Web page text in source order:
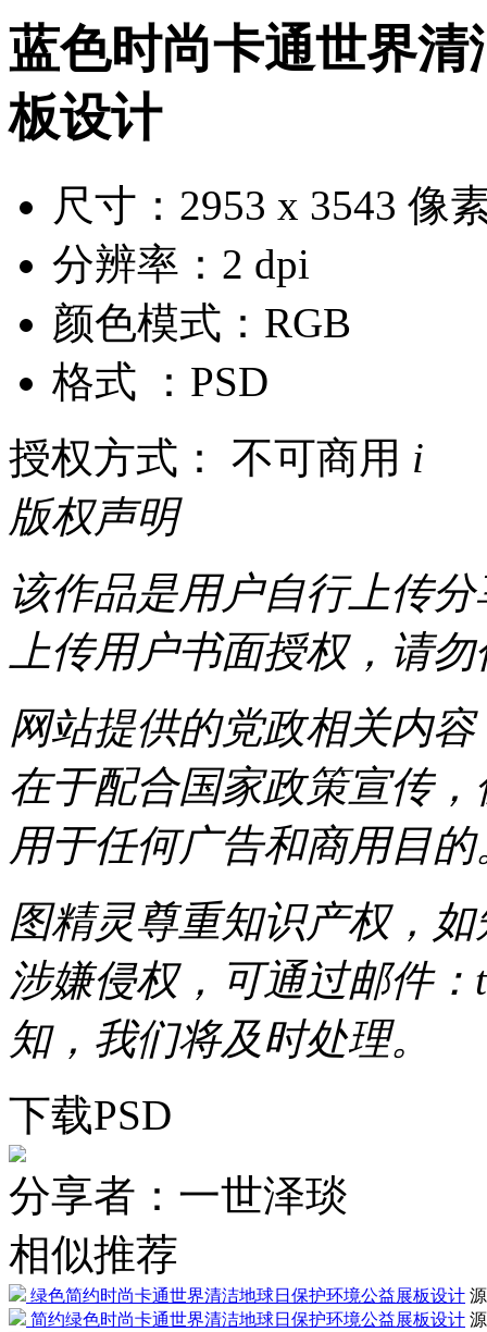
蓝色时尚卡通世界
板设计
尺寸：2953 x 3543 像
分辨率：2 dpi
颜色模式：RGB
格式 ：PSD
授权方式： 不可商用 i
版权声明
该作品是用户自行上传
上传用户书面授权，请
网站提供的党政相关内
在于配合国家政策宣传
用于任何广告和商用目的
图精灵尊重知识产权，
涉嫌侵权，可通过邮件：
知，我们将及时处理。
下载PSD
分享者：一世泽琰
相似推荐
绿色简约时尚卡通世界清洁地球日保护环境公益展板设计
简约绿色时尚卡通世界清洁地球日保护环境公益展板设计